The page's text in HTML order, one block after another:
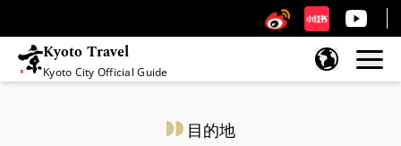
Kyoto Travel
Kyoto City Official Guide
目的地